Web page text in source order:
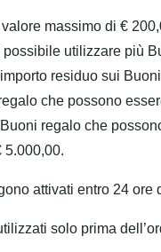
massimo di €
utilizzare più
residuo sui
che possono
regalo che
5.000,00.
attivati entro 24 ore
solo prima